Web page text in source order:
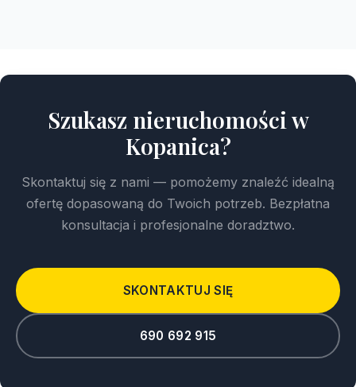
Szukasz nieruchomości w
Kopanica?
Skontaktuj się z nami — pomożemy znaleźć idealną
ofertę dopasowaną do Twoich potrzeb. Bezpłatna
konsultacja i profesjonalne doradztwo.
SKONTAKTUJ SIĘ
690 692 915